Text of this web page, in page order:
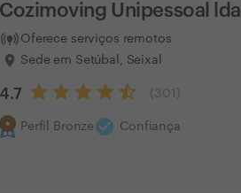
Cozimoving Unipessoal lda
Oferece serviços remotos
Sede em Setúbal, Seixal
4.7 ( 301
Perfil Bronze check_circle Confiança